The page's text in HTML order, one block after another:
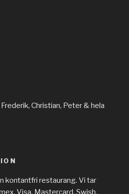
Christian, Peter & hela
kontantfri restaurang. Vi tar